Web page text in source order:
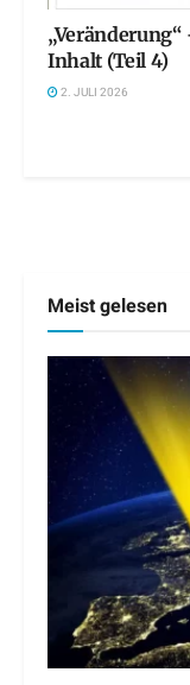
Inhalt (Teil 4)
2. JULI 2026
Meist gelesen